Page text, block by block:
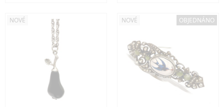
NOVÉ NOVÉ OBJEDNÁNO